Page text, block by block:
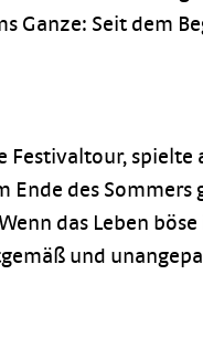
Ganze: Seit dem
des Sommers
das Leben
und